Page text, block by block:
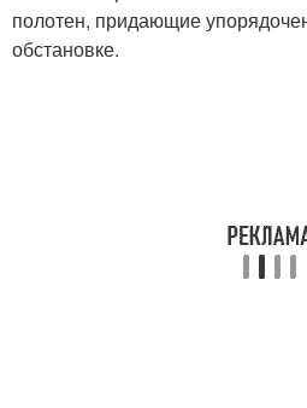
Угловые кухни
полотен, придающие
обстановке.